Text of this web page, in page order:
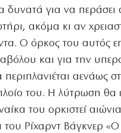
δυνατά για να περάσει
ακόμα κι αν
Ο όρκος του αυτός
και για την
περιπλανιέται αενάως
του. Η λύτρωση θα
του ορκιστεί
Ρίχαρντ Βάγκνερ «Ο